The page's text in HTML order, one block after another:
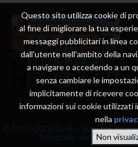
© 1997-2026 Sandro Rizzetto All
fotografie vietata|
Questo sito utilizza cookie di
al fine di migliorare la tua
messaggi pubblicitari in linea
dall'utente nell'ambito della
a navigare o accedendo a un
senza cambiare le
implicitamente di ricevere
informazioni sui cookie
nella